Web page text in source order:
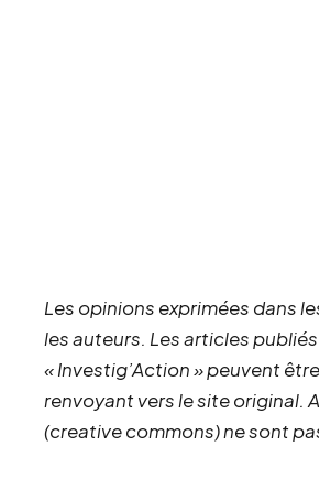
Les opinions exprimées dans
les auteurs. Les articles
« Investig’Action » peuvent
renvoyant vers le site original.
(creative commons) ne sont